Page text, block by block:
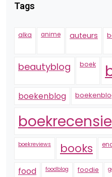
Tags
alka anime auteurs
beautyblog boek
boekenblog
boekrecensie
boekreviews books
food foodblog foodie